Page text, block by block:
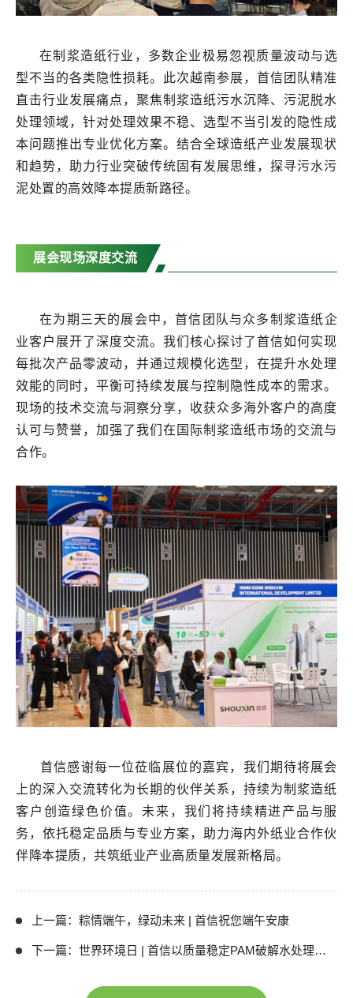
在制浆造纸行业，多数企业极易忽视质量波动与选
型不当的各类隐性损耗。此次越南参展，首信团队精准
直击行业发展痛点，聚焦制浆造纸污水沉降、污泥脱水
处理领域，针对处理效果不稳、选型不当引发的隐性成
本问题推出专业优化方案。结合全球造纸产业发展现状
和趋势，助力行业突破传统固有发展思维，探寻污水污
泥处置的高效降本提质新路径。
展会现场深度交流
在为期三天的展会中，首信团队与众多制浆造纸企
业客户展开了深度交流。我们核心探讨了首信如何实现
每批次产品零波动，并通过规模化选型，在提升水处理
效能的同时，平衡可持续发展与控制隐性成本的需求。
现场的技术交流与洞察分享，收获众多海外客户的高度
认可与赞誉，加强了我们在国际制浆造纸市场的交流与
合作。
首信感谢每一位莅临展位的嘉宾，我们期待将展会
上的深入交流转化为长期的伙伴关系，持续为制浆造纸
客户创造绿色价值。未来，我们将持续精进产品与服
务，依托稳定品质与专业方案，助力海内外纸业合作伙
伴降本提质，共筑纸业产业高质量发展新格局。
上一篇：粽情端午，绿动未来 | 首信祝您端午安康
下一篇：世界环境日 | 首信以质量稳定PAM破解水处理隐性成本